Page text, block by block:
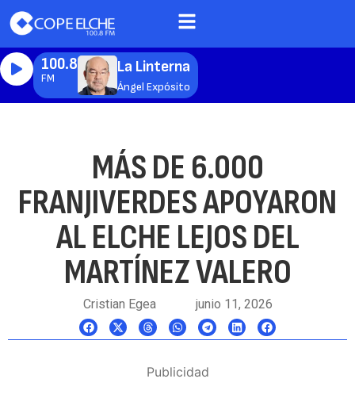
100.8
FM
La Linterna
Ángel Expósito
MÁS DE 6.000
FRANJIVERDES APOYARON
AL ELCHE LEJOS DEL
MARTÍNEZ VALERO
Cristian Egea junio 11, 2026
Publicidad